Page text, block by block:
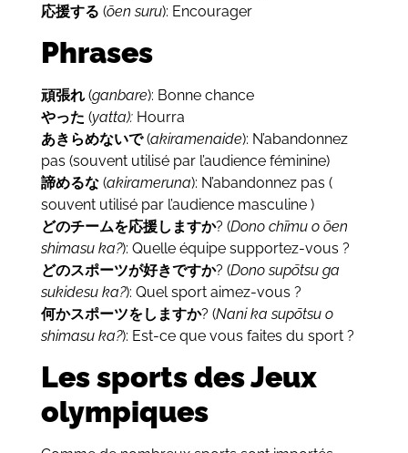
応援する (ōen suru): Encourager
Phrases
頑張れ(ganbare): Bonne chance
やった (yatta): Hourra
あきらめないで(akiramenaide): N’abandonnez
pas (souvent utilisé par l’audience féminine)
諦めるな(akirameruna): N’abandonnez pas (
souvent utilisé par l’audience masculine )
どのチームを応援しますか? (Dono chīmu o ōen
shimasu ka?): Quelle équipe supportez-vous ?
どのスポーツが好きですか? (Dono supōtsu ga
sukidesu ka?): Quel sport aimez-vous ?
何かスポーツをしますか? (Nani ka supōtsu o
shimasu ka?): Est-ce que vous faites du sport ?
Les sports des Jeux
olympiques